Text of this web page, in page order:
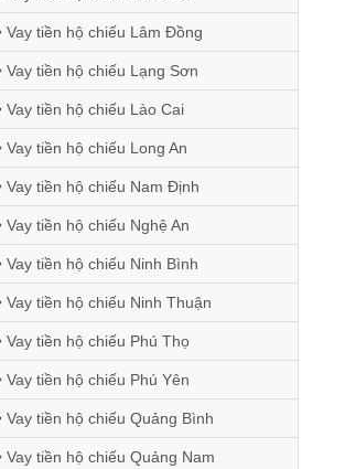
Vay tiền hộ chiếu Lâm Đồng
Vay tiền hộ chiếu Lạng Sơn
Vay tiền hộ chiếu Lào Cai
Vay tiền hộ chiếu Long An
Vay tiền hộ chiếu Nam Định
Vay tiền hộ chiếu Nghệ An
Vay tiền hộ chiếu Ninh Bình
Vay tiền hộ chiếu Ninh Thuận
Vay tiền hộ chiếu Phú Thọ
Vay tiền hộ chiếu Phú Yên
Vay tiền hộ chiếu Quảng Bình
Vay tiền hộ chiếu Quảng Nam